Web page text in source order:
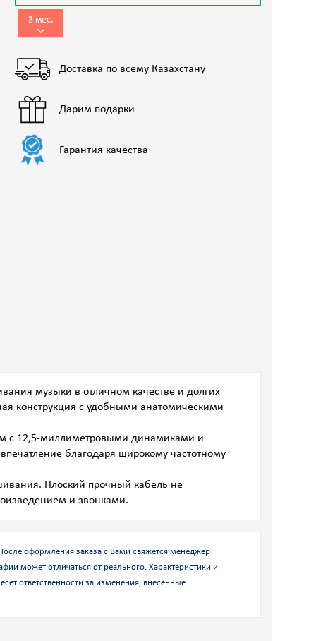
3 мес.
Доставка по всему Казахстану
Дарим подарки
Гарантия качества
музыки в отличном качестве и долгих
конструкция с удобными анатомическими
12,5-миллиметровыми динамиками и
благодаря широкому частотному
Плоский прочный кабель не
и звонками.
оформления заказа с Вами свяжется менеджер
может отличаться от реального. Характеристики и
ответственности за изменения, внесенные